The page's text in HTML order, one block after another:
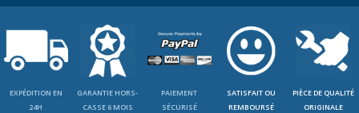
EXPÉDITION EN
24H
GARANTIE HORS-
CASSE 6 MOIS
PAIEMENT
SÉCURISÉ
SATISFAIT OU
REMBOURSÉ
PIÈCE DE QUALITÉ
ORIGINALE